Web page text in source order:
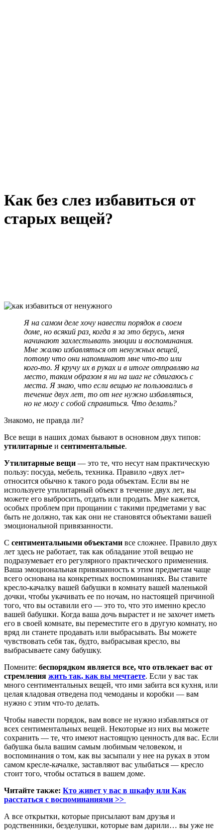
Как без слез избавиться от
старых вещей?
Я на самом деле хочу навести порядок в своем
доме, но всякий раз, когда я за это берусь, меня
начинают захлестывать эмоции и воспоминания.
Мне жалко избавляться от ненужных вещей,
потому что они напоминают мне что-то или
кого-то. Я кручу их в руках и в итоге отправляю на
место, таким образом я ни на шаг не сдвигаюсь с
места. Я знаю, что если вещью не пользовались в
течение двух лет, то от нее нужно избавляться,
но не могу с собой справиться. Что делать?
Знакомо, не правда ли?
Все вещи в наших домах бывают в основном двух типов:
утилитарные и сентиментальные.
Утилитарные вещи — это те, что несут нам практическую
пользу: посуда, мебель, техника. Правило «двух лет»
относится обычно к такого рода объектам. Если вы не
используете утилитарный объект в течение двух лет, вы
можете его выбросить, отдать или продать. Мне кажется,
особых проблем при прощании с такими предметами у вас
быть не должно, так как они не становятся объектами вашей
эмоциональной привязанности.
С сентиментальными объектами все сложнее. Правило двух
лет здесь не работает, так как обладание этой вещью не
подразумевает его регулярного практического применения.
Ваша эмоциональная привязанность к этим предметам чаще
всего основана на конкретных воспоминаниях. Вы ставите
кресло-качалку вашей бабушки в комнату вашей маленькой
дочки, чтобы укачивать ее по ночам, но настоящей причиной
того, что вы оставили его — это то, что это именно кресло
вашей бабушки. Когда ваша дочь вырастет и не захочет иметь
его в своей комнате, вы переместите его в другую комнату, но
вряд ли станете продавать или выбрасывать. Вы можете
чувствовать себя так, будто, выбрасывая кресло, вы
выбрасываете саму бабушку.
Помните: беспорядком является все, что отвлекает вас от
стремления жить так, как вы мечтаете. Если у вас так
много сентиментальных вещей, что ими забита вся кухня, или
целая кладовая отведена под чемоданы и коробки — вам
нужно с этим что-то делать.
Чтобы навести порядок, вам вовсе не нужно избавляться от
всех сентиментальных вещей. Некоторые из них вы можете
сохранить — те, что имеют настоящую ценность для вас. Если
бабушка была вашим самым любимым человеком, и
воспоминания о том, как вы засыпали у нее на руках в этом
самом кресле-качалке, заставляют вас улыбаться — кресло
стоит того, чтобы остаться в вашем доме.
Читайте также: Кто живет у вас в шкафу или Как
расстаться с воспоминаниями >>
А все открытки, которые присылают вам друзья и
родственники, безделушки, которые вам дарили… вы уже не